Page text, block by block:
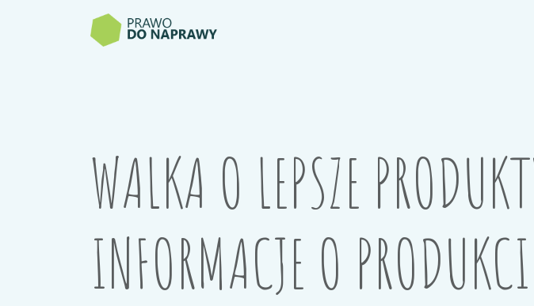
WALKA O LEPSZE
INFORMACJE O